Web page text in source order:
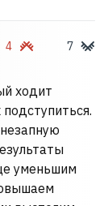
4 7
ходит
уменьшим